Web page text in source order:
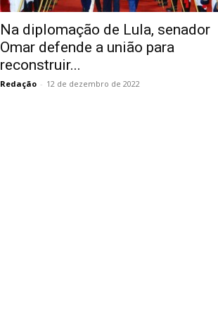
Na diplomação de Lula, senador
Omar defende a união para
reconstruir...
Redação - 12 de dezembro de 2022